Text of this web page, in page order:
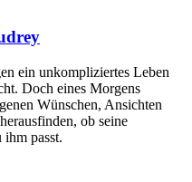
ein unkompliziertes Leben
Doch eines Morgens
Wünschen, Ansichten
ob seine
passt.